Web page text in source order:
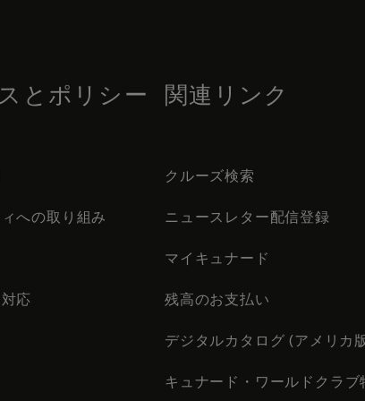
とポリシー
への取り組み
応
関連リンク
クルーズ検索
ニュースレター配信登録
マイキュナード
残高のお支払い
デジタルカタログ (アメリカ
キュナード・ワールドクラブ